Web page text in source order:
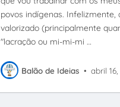
povos indígenas.
valorizado (principalmente
"lacração ou mi-mi-mi …
Balão de Ideias • abril